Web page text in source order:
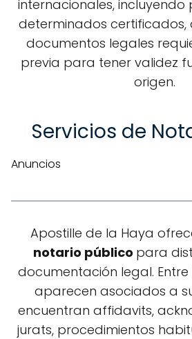
internacionales,
determinados certificados,
documentos legales
previa para tener validez
origen.
Servicios de
Anuncios
Apostille de la Haya
notario público para
documentación legal.
aparecen asociados a
encuentran affidavits,
jurats, procedimientos